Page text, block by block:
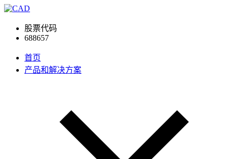
股票代码
688657
首页
产品和解决方案